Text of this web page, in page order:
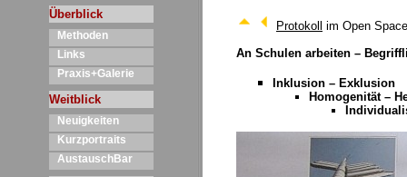
Überblick
Methoden
Links
Praxis+Galerie
Weitblick
Neuigkeiten
Kurzportraits
AustauschBar
Protokoll
im Open
An Schulen arbeiten –
Inklusion – Exklusion
Homogenität –